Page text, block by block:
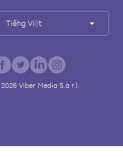
Tiếng Việt
2026Viber Media S.à r.l.